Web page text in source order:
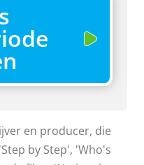
en producer, die
by Step', 'Who's